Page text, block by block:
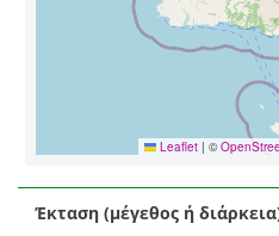
Leaflet | ©
Έκταση (μέγεθος ή